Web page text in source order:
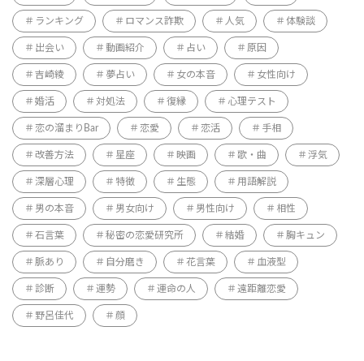
ランキング ロマンス詐欺 人気 体験談
出会い 動画紹介 占い 原因
吉崎綾 夢占い 女の本音 女性向け
婚活 対処法 復縁 心理テスト
恋の溜まりBar 恋愛 恋活 手相
改善方法 星座 映画 歌・曲 浮気
深層心理 特徴 生態 用語解説
男の本音 男女向け 男性向け 相性
石言葉 秘密の恋愛研究所 結婚 胸キュン
脈あり 自分磨き 花言葉 血液型
診断 運勢 運命の人 遠距離恋愛
野呂佳代 顔